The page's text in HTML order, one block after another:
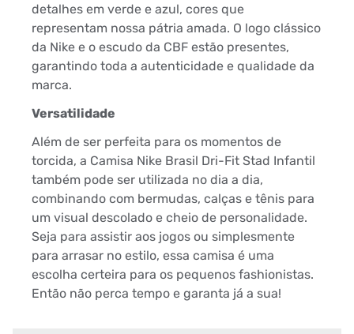
detalhes em verde e azul, cores que
representam nossa pátria amada. O logo clássico
da Nike e o escudo da CBF estão presentes,
garantindo toda a autenticidade e qualidade da
marca.
Versatilidade
Além de ser perfeita para os momentos de
torcida, a Camisa Nike Brasil Dri-Fit Stad Infantil
também pode ser utilizada no dia a dia,
combinando com bermudas, calças e tênis para
um visual descolado e cheio de personalidade.
Seja para assistir aos jogos ou simplesmente
para arrasar no estilo, essa camisa é uma
escolha certeira para os pequenos fashionistas.
Então não perca tempo e garanta já a sua!